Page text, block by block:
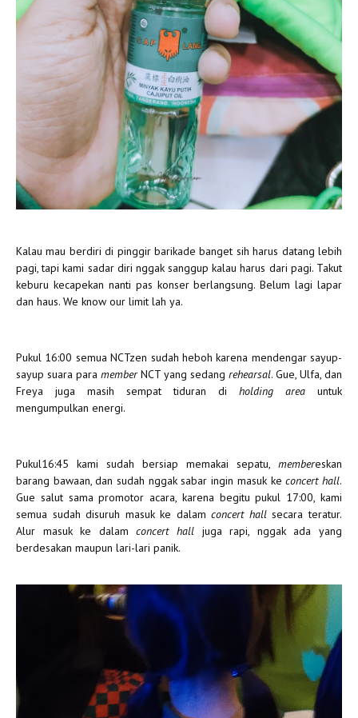
Kalau mau berdiri di pinggir barikade banget sih harus datang lebih
pagi, tapi kami sadar diri nggak sanggup kalau harus dari pagi. Takut
keburu kecapekan nanti pas konser berlangsung. Belum lagi lapar
dan haus. We know our limit lah ya.
Pukul 16:00 semua NCTzen sudah heboh karena mendengar sayup-
sayup suara para memberNCT yang sedang rehearsal. Gue, Ulfa, dan
Freya juga masih sempat tiduran di holding area untuk
mengumpulkan energi.
Pukul16:45 kami sudah bersiap memakai sepatu, membereskan
barang bawaan, dan sudah nggak sabar ingin masuk keconcert hall.
Gue salut sama promotor acara, karena begitu pukul 17:00, kami
semua sudah disuruh masuk ke dalamconcert hallsecara teratur.
Alur masuk ke dalamconcert hall juga rapi, nggak ada yang
berdesakan maupun lari-lari panik.